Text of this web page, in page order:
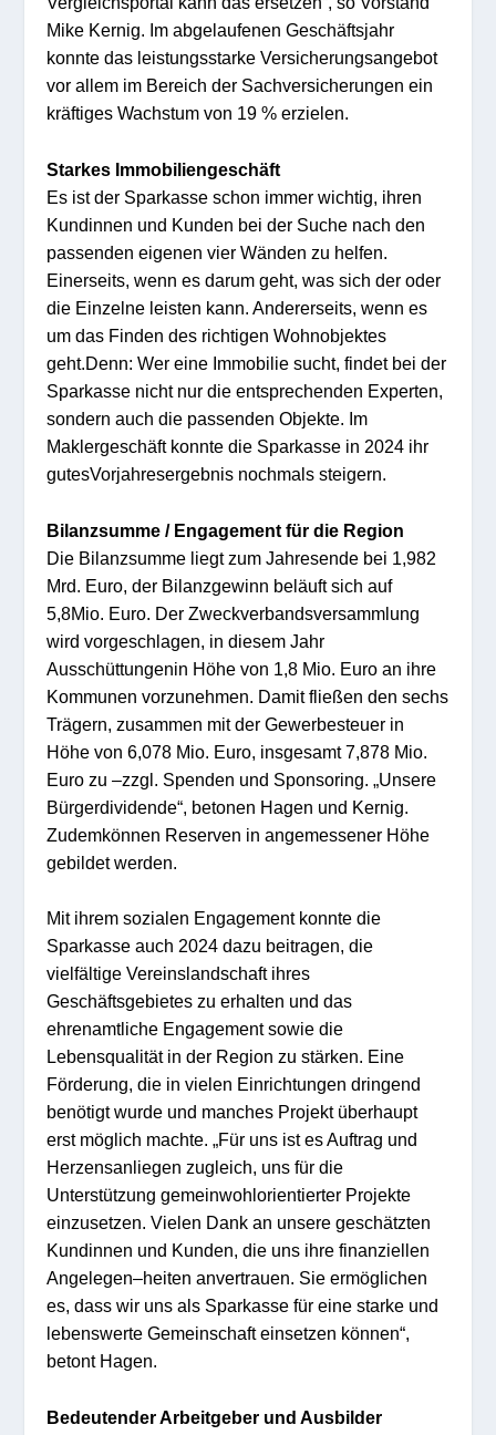
Mike Kernig. Imabgelaufenen Geschäftsjahr
konnte das leistungsstarke Versicherungsangebot
vor allem im Bereich der Sachversicherungen ein
kräftiges Wachstum von 19 % erzielen.
Starkes Immobiliengeschäft
Es istder Sparkasseschon immer wichtig, ihren
Kundinnen und Kunden bei der Suche nach den
passenden eigenen vier Wänden zu helfen.
Einerseits, wenn es darum geht, was sich der oder
die Einzelne leisten kann. Andererseits, wenn es
um das Finden des richtigen Wohnobjektes
geht.Denn: Wer eine Immobilie sucht, findet bei der
Sparkasse nicht nur die entsprechenden Experten,
sondern auch die passenden Objekte. Im
Maklergeschäft konnte die Sparkasse in 2024 ihr
gutesVorjahresergebnis nochmals steigern.
Bilanzsumme / Engagement für die Region
Die Bilanzsumme liegt zumJahresende bei 1,982
Mrd. Euro,der Bilanzgewinn beläuftsich auf
5,8Mio. Euro. Der Zweckverbandsversammlung
wirdvorgeschlagen, in diesem Jahr
Ausschüttungenin Höhe von 1,8 Mio. Euro an ihre
Kommunen vorzunehmen. Damit fließen den sechs
Trägern, zusammen mit derGewerbesteuer in
Höhevon6,078 Mio. Euro, insgesamt7,878 Mio.
Euro zu –zzgl. Spenden und Sponsoring. „Unsere
Bürgerdividende“, betonen Hagen und Kernig.
Zudemkönnen Reserven in angemessener Höhe
gebildet werden.
Mit ihrem sozialen Engagement konnte die
Sparkasse auch 2024 dazu beitragen, die
vielfältigeVereinslandschaftihres
Geschäftsgebietes zu erhalten und das
ehrenamtliche Engagement sowie die
Lebensqualität in der Region zu stärken. Eine
Förderung, die in vielen Einrichtungen dringend
benötigtwurde und manches Projekt überhaupt
erst möglich machte. „Für uns ist es Auftrag und
Herzensanliegen zugleich, uns fürdie
Unterstützung gemeinwoh lorientierter Projekte
einzusetzen.Vielen Dank an unsere geschätzten
Kundinnen und Kunden, die uns ihre finanziellen
Angelegen–heiten anvertrauen. Sieermöglichen
es, dass wir uns als Sparkasse für eine starke und
lebenswerte Gemeinschafteinsetzen können“,
betont Hagen.
Bedeutender Arbeitgeber und Ausbilder